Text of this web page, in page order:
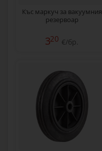
Къс маркуч за вакуумния
резервоар
320 €/бр.